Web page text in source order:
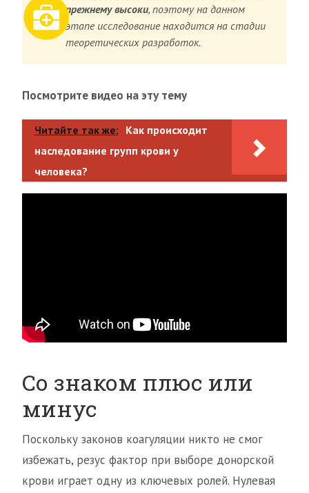
прежнему высоки, поэтому на данном
этапе исследование находится на стадии
теоретических разработок.
Посмотрите видео на эту тему
Читайте так же: Как происходит
наследование групп крови у
человека?
Со знаком плюс или
минус
Поскольку законов коагуляции никто не смог
избежать, резус фактор при выборе донорской
крови играет одну из ключевых ролей. Нулевая